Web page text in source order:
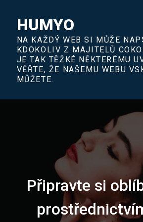
contentHUMYO
NA KAŽDÝ WEB SI MŮŽE
KDOKOLIV Z MAJITELŮ
JE TAK TĚŽKÉ NĚKTERÉMU
VĚŘTE, ŽE NAŠEMU WEBU
MŮŽETE.
Připravte si